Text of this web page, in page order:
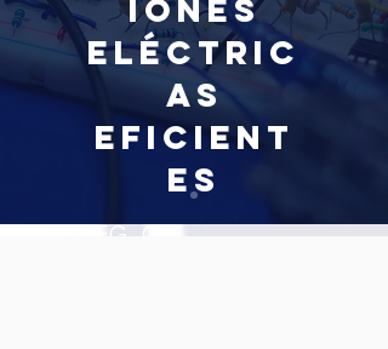
IONES
ELÉCTRIC
AS
EFICIENT
ES
REG. CVE